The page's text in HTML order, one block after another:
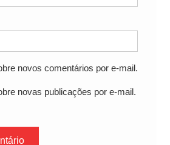
novos comentários por e-mail.
novas publicações por e-mail.